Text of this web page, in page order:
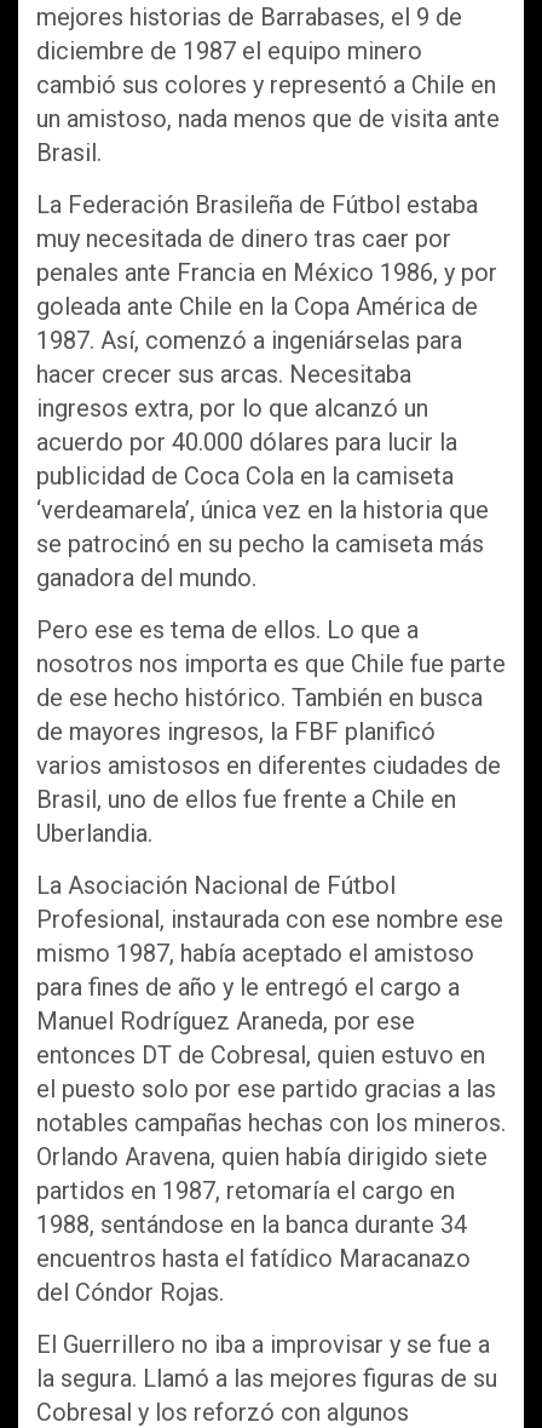
mejores historias de Barrabases, el 9 de
diciembre de 1987 el equipo minero
cambió sus colores y representó a Chile en
un amistoso, nada menos que de visita ante
Brasil.
La Federación Brasileña de Fútbol estaba
muy necesitada de dinero tras caer por
penales ante Francia en México 1986, y por
goleada ante Chile en la Copa América de
1987. Así, comenzó a ingeniárselas para
hacer crecer sus arcas. Necesitaba
ingresos extra, por lo que alcanzó un
acuerdo por 40.000 dólares para lucir la
publicidad de Coca Cola en la camiseta
‘verdeamarela’, única vez en la historia que
se patrocinó en su pecho la camiseta más
ganadora del mundo.
Pero ese es tema de ellos. Lo que a
nosotros nos importa es que Chile fue parte
de ese hecho histórico. También en busca
de mayores ingresos, la FBF planificó
varios amistosos en diferentes ciudades de
Brasil, uno de ellos fue frente a Chile en
Uberlandia.
La Asociación Nacional de Fútbol
Profesional, instaurada con ese nombre ese
mismo 1987, había aceptado el amistoso
para fines de año y le entregó el cargo a
Manuel Rodríguez Araneda, por ese
entonces DT de Cobresal, quien estuvo en
el puesto solo por ese partido gracias a las
notables campañas hechas con los mineros.
Orlando Aravena, quien había dirigido siete
partidos en 1987, retomaría el cargo en
1988, sentándose en la banca durante 34
encuentros hasta el fatídico Maracanazo
del Cóndor Rojas.
El Guerrillero no iba a improvisar y se fue a
la segura. Llamó a las mejores figuras de su
Cobresal y los reforzó con algunos